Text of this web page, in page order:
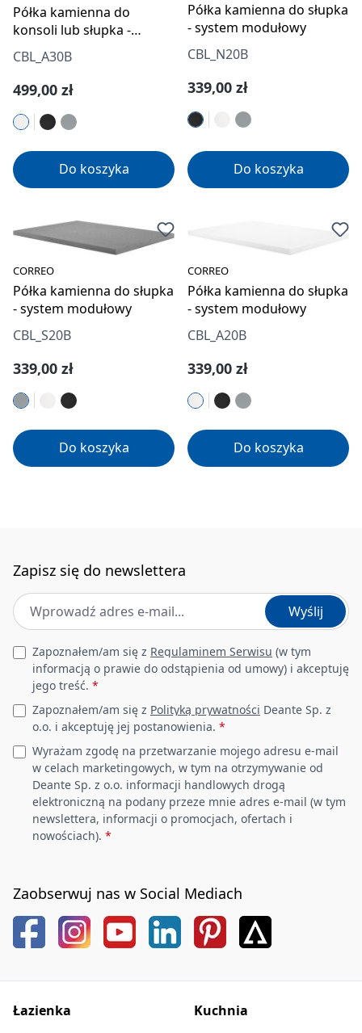
Półka kamienna do
konsoli lub słupka -
system modułowy
CBL_A30B
Cena regularna:
499,00 zł
Do koszyka
Półka kamienna do słupka
- system modułowy
CBL_N20B
Cena regularna:
339,00 zł
Do koszyka
CORREO
Półka kamienna do słupka
- system modułowy
CBL_S20B
Cena regularna:
339,00 zł
Do koszyka
CORREO
Półka kamienna do słupka
- system modułowy
CBL_A20B
Cena regularna:
339,00 zł
Do koszyka
Zapisz się do newslettera
Adres e-mail *
Wyślij
Leave this field empty
Zapoznałem/am się z Regulaminem Serwisu (w tym
informacją o prawie do odstąpienia od umowy) i akceptuję
jego treść. *
Zapoznałem/am się z Polityką prywatności Deante Sp. z
o.o. i akceptuję jej postanowienia. *
Wyrażam zgodę na przetwarzanie mojego adresu e-mail
w celach marketingowych, w tym na otrzymywanie od
Deante Sp. z o.o. informacji handlowych drogą
elektroniczną na podany przeze mnie adres e-mail (w tym
newslettera, informacji o promocjach, ofertach i
nowościach). *
Zaobserwuj nas w Social Mediach
Łazienka
Kuchnia